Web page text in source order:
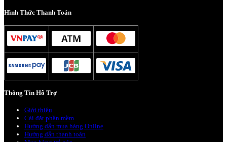
Hình Thức Thanh Toán
Thông Tin Hỗ Trợ
Giới thiệu
Cài đặt phần mềm
Hướng dẫn mua hàng Online
Hướng dẫn thanh toán